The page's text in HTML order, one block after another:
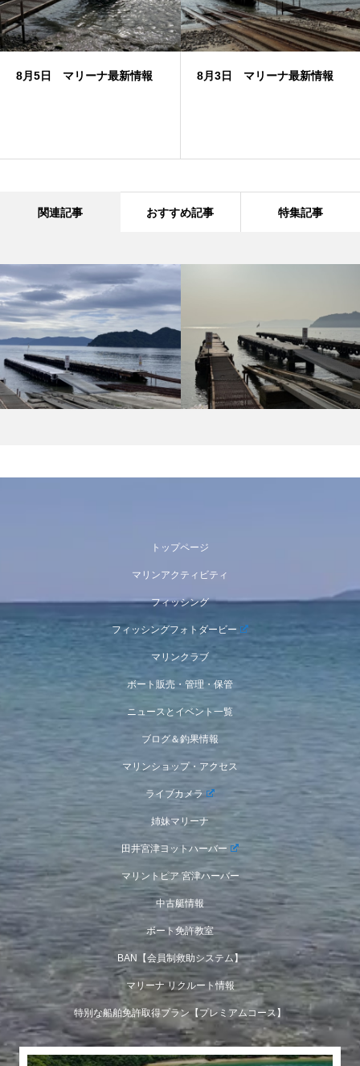
8月5日 マリーナ最新情報 8月3日 マリーナ最新情報
関連記事 おすすめ記事 特集記事
トップページ
マリンアクティビティ
フィッシング
フィッシングフォトダービー
マリンクラブ
ボート販売・管理・保管
ニュースとイベント一覧
ブログ＆釣果情報
マリンショップ・アクセス
ライブカメラ
姉妹マリーナ
田井宮津ヨットハーバー
マリントピア 宮津ハーバー
中古艇情報
ボート免許教室
BAN【会員制救助システム】
マリーナ リクルート情報
特別な船舶免許取得プラン【プレミアムコース】